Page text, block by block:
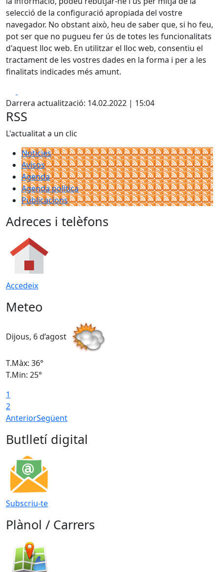
selecció de la configuració apropiada del vostre
navegador. No obstant això, heu de saber que, si ho feu,
pot ser que no pugueu fer ús de totes les funcionalitats
d'aquest lloc web. En utilitzar el lloc web, consentiu el
tractament de les vostres dades en la forma i per a les
finalitats indicades més amunt.
Darrera actualització: 14.02.2022 | 15:04
RSS
L'actualitat a un clic
Notícies
Avisos
Agenda
Agenda política
Publicacions
Adreces i telèfons
Accedeix
Meteo
Dijous, 6 d’agost
T.Màx: 36°
T.Min: 25°
1
2
AnteriorSegüent
Butlletí digital
Subscriu-te
Plànol / Carrers